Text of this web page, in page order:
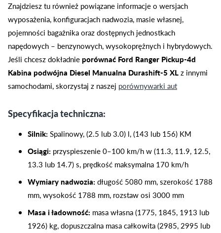
Znajdziesz tu również powiązane informacje o wersjach
wyposażenia, konfiguracjach nadwozia, masie własnej,
pojemności bagażnika oraz dostępnych jednostkach
napędowych – benzynowych, wysokoprężnych i hybrydowych.
Jeśli chcesz dokładnieporównać Ford Ranger Pickup-4d
Kabina podwójna Diesel Manualna Durashift-5 XLz innymi
samochodami, skorzystaj z naszej porównywarki aut
Specyfikacja techniczna:
Silnik: Spalinowy, (2.5 lub 3.0) l, (143 lub 156) KM
Osiągi: przyspieszenie 0–100 km/h w (11.3, 11.9, 12.5,
13.3 lub 14.7) s, prędkość maksymalna 170 km/h
Wymiary nadwozia: długość 5080 mm, szerokość 1788
mm, wysokość 1788 mm, rozstaw osi 3000 mm
Masa i ładowność: masa własna (1775, 1845, 1913 lub
1926) kg, dopuszczalna masa całkowita (2985, 2995 lub